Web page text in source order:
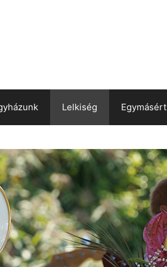
Lelkiség Egymásért